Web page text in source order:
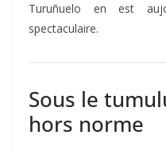
Turuñuelo en est
spectaculaire.
Sous le
hors norme